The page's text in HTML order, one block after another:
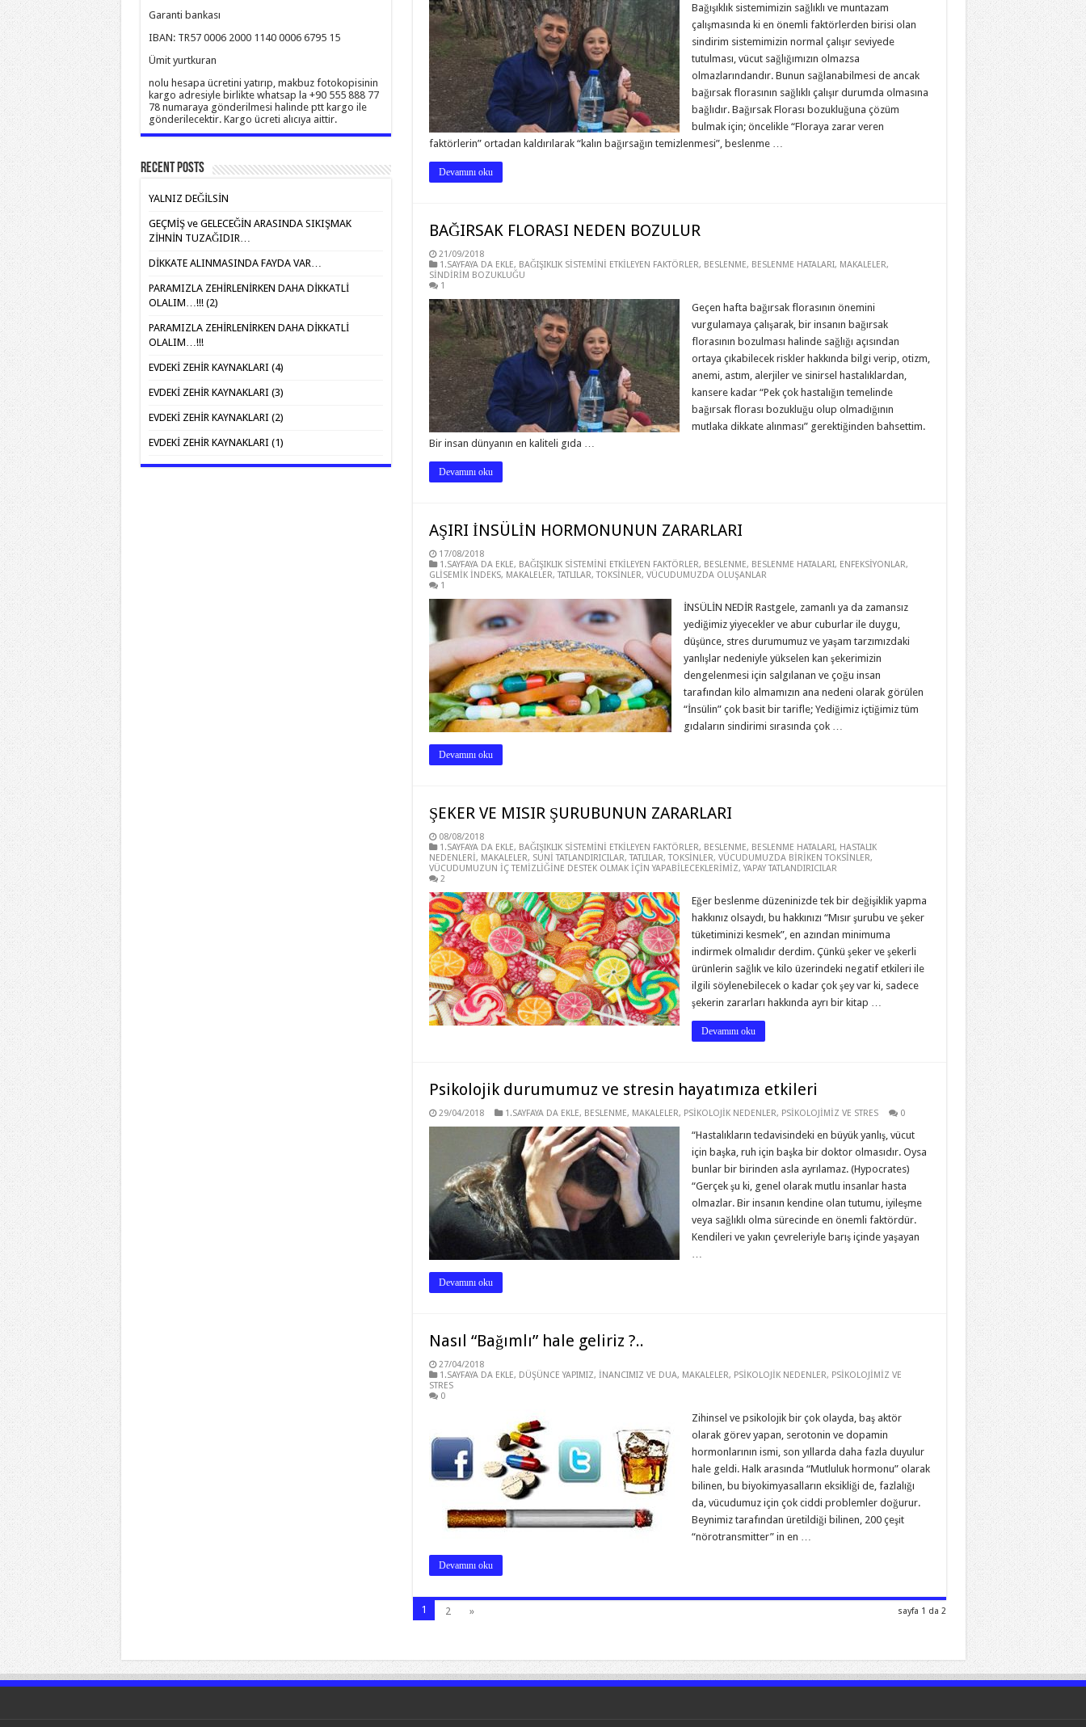
Bağışıklık sistemimizin sağlıklı ve muntazam
çalışmasında ki en önemli faktörlerden birisi olan
sindirim sistemimizin normal çalışır seviyede
tutulması, vücut sağlığımızın olmazsa
olmazlarındandır. Bunun sağlanabilmesi de ancak
bağırsak florasının sağlıklı çalışır durumda olmasına
bağlıdır. Bağırsak Florası bozukluğuna çözüm
bulmak için; öncelikle “Floraya zarar veren
faktörlerin” ortadan kaldırılarak “kalın bağırsağın temizlenmesi”, beslenme …
Devamını oku
BAĞIRSAK FLORASI NEDEN BOZULUR
21/09/2018
1.SAYFAYA DA EKLE, BAĞIŞIKLIK SİSTEMİNİ ETKİLEYEN FAKTÖRLER, BESLENME, BESLENME HATALARI, MAKALELER,
SİNDİRİM BOZUKLUĞU
1
Geçen hafta bağırsak florasının önemini
vurgulamaya çalışarak, bir insanın bağırsak
florasının bozulması halinde sağlığı açısından
ortaya çıkabilecek riskler hakkında bilgi verip, otizm,
anemi, astım, alerjiler ve sinirsel hastalıklardan,
kansere kadar “Pek çok hastalığın temelinde
bağırsak florası bozukluğu olup olmadığının
mutlaka dikkate alınması” gerektiğinden bahsettim.
Bir insan dünyanın en kaliteli gıda …
Devamını oku
AŞIRI İNSÜLİN HORMONUNUN ZARARLARI
17/08/2018
1.SAYFAYA DA EKLE, BAĞIŞIKLIK SİSTEMİNİ ETKİLEYEN FAKTÖRLER, BESLENME, BESLENME HATALARI, ENFEKSİYONLAR,
GLİSEMİK İNDEKS, MAKALELER,TATLILAR,TOKSİNLER, VÜCUDUMUZDA OLUŞANLAR
1
İNSÜLİN NEDİR Rastgele, zamanlı ya da zamansız
yediğimiz yiyecekler ve abur cuburlar ile duygu,
düşünce, stres durumumuz ve yaşam tarzımızdaki
yanlışlar nedeniyle yükselen kan şekerimizin
dengelenmesi için salgılanan ve çoğu insan
tarafından kilo almamızın ana nedeni olarak görülen
“İnsülin” çok basit bir tarifle; Yediğimiz içtiğimiz tüm
gıdaların sindirimi sırasında çok …
Devamını oku
ŞEKER VE MISIR ŞURUBUNUN ZARARLARI
08/08/2018
1.SAYFAYA DA EKLE, BAĞIŞIKLIK SİSTEMİNİ ETKİLEYEN FAKTÖRLER, BESLENME, BESLENME HATALARI, HASTALIK
NEDENLERİ, MAKALELER, SUNİ TATLANDIRICILAR,TATLILAR,TOKSİNLER, VÜCUDUMUZDA BİRİKEN TOKSİNLER,
VÜCUDUMUZUN İÇ TEMİZLİĞİNE DESTEK OLMAK İÇİN YAPABİLECEKLERİMİZ,YAPAY TATLANDIRICILAR
2
Eğer beslenme düzeninizde tek bir değişiklik yapma
hakkınız olsaydı, bu hakkınızı “Mısır şurubu ve şeker
tüketiminizi kesmek”, en azından minimuma
indirmek olmalıdır derdim. Çünkü şeker ve şekerli
ürünlerin sağlık ve kilo üzerindeki negatif etkileri ile
ilgili söylenebilecek o kadar çok şey var ki, sadece
şekerin zararları hakkında ayrı bir kitap …
Devamını oku
Psikolojik durumumuz ve stresin hayatımıza etkileri
29/04/2018 1.SAYFAYA DA EKLE, BESLENME, MAKALELER, PSİKOLOJİK NEDENLER, PSİKOLOJİMİZ VE STRES 0
“Hastalıkların tedavisindeki en büyük yanlış, vücut
için başka, ruh için başka bir doktor olmasıdır. Oysa
bunlar bir birinden asla ayrılamaz. (Hypocrates)
“Gerçek şu ki, genel olarak mutlu insanlar hasta
olmazlar. Bir insanın kendine olan tutumu, iyileşme
veya sağlıklı olma sürecinde en önemli faktördür.
Kendileri ve yakın çevreleriyle barış içinde yaşayan
…
Devamını oku
Nasıl “Bağımlı” hale geliriz ?..
27/04/2018
1.SAYFAYA DA EKLE, DÜŞÜNCE YAPIMIZ, İNANCIMIZ VE DUA, MAKALELER, PSİKOLOJİK NEDENLER, PSİKOLOJİMİZ VE
STRES
0
Zihinsel ve psikolojik bir çok olayda, baş aktör
olarak görev yapan, serotonin ve dopamin
hormonlarının ismi, son yıllarda daha fazla duyulur
hale geldi. Halk arasında “Mutluluk hormonu” olarak
bilinen, bu biyokimyasalların eksikliği de, fazlalığı
da, vücudumuz için çok ciddi problemler doğurur.
Beynimiz tarafından üretildiği bilinen, 200 çeşit
“nörotransmitter” in en …
Devamını oku
sayfa 1 da 2
1 2 »
Garanti bankası
IBAN: TR57 0006 2000 1140 0006 6795 15
Ümit yurtkuran
nolu hesapa ücretini yatırıp, makbuz fotokopisinin
kargo adresiyle birlikte whatsap la +90 555 888 77
78 numaraya gönderilmesi halinde ptt kargo ile
gönderilecektir. Kargo ücreti alıcıya aittir.
Recent Posts
YALNIZ DEĞİLSİN
GEÇMİŞ ve GELECEĞİN ARASINDA SIKIŞMAK
ZİHNİN TUZAĞIDIR…
DİKKATE ALINMASINDA FAYDA VAR…
PARAMIZLA ZEHİRLENİRKEN DAHA DİKKATLİ
OLALIM…!!! (2)
PARAMIZLA ZEHİRLENİRKEN DAHA DİKKATLİ
OLALIM…!!!
EVDEKİ ZEHİR KAYNAKLARI (4)
EVDEKİ ZEHİR KAYNAKLARI (3)
EVDEKİ ZEHİR KAYNAKLARI (2)
EVDEKİ ZEHİR KAYNAKLARI (1)